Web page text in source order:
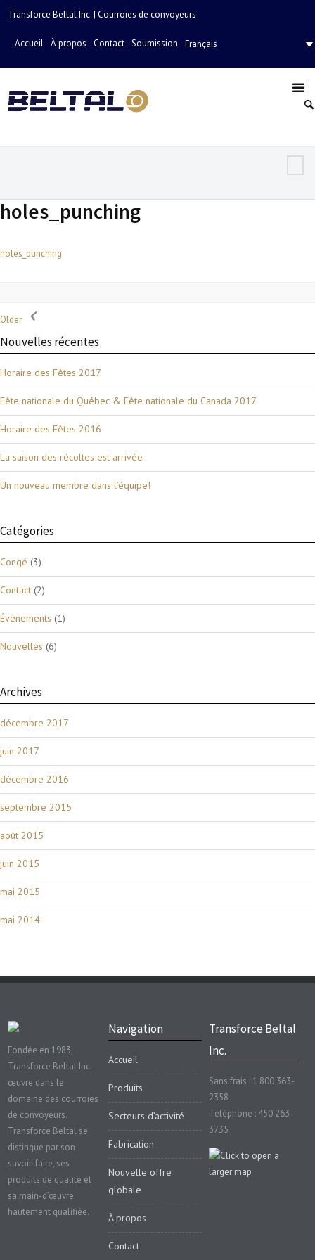
Transforce Beltal Inc. | Courroies de convoyeurs
Accueil À propos Contact Soumission Français
holes_punching
holes_punching
Older
Nouvelles récentes
Horaire des Fêtes 2017
Fête nationale du Québec & Fête nationale du Canada 2017
Horaire des Fêtes 2016
La saison des récoltes est arrivée
Un nouveau membre dans l’équipe!
Catégories
Congé (3)
Contact (2)
Événements (1)
Nouvelles (6)
Archives
décembre 2017
juin 2017
décembre 2016
septembre 2015
août 2015
juin 2015
mai 2015
mai 2014
Fondée en 1983,
Transforce Beltal Inc.
œuvre dans le
domaine des courroies
de convoyeurs.
Transforce Beltal se
distingue par son
savoir-faire, ses
produits de qualité et
sa main-d’œuvre
hautement qualifiée.
Navigation
Accueil
Produits
Secteurs d’activité
Fabrication
Nouvelle offre
globale
À propos
Contact
Transforce Beltal
Inc.
Sans frais : 1 800 363-
2358
Téléphone : 450 263-
3735